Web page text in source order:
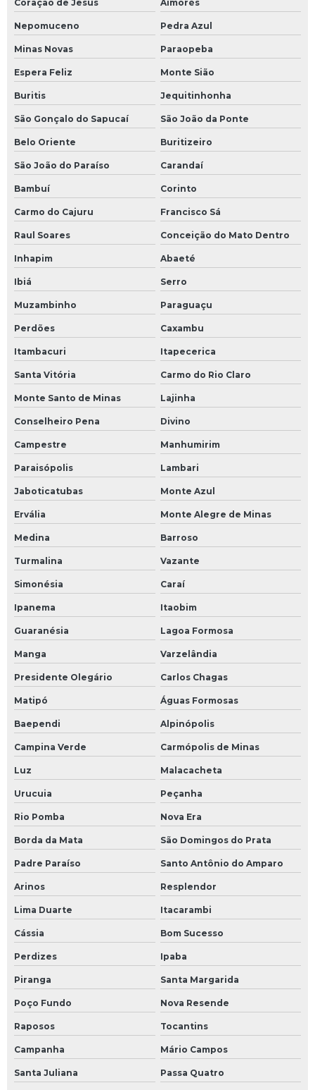
Coração de Jesus Aimorés
Nepomuceno Pedra Azul
Minas Novas Paraopeba
Espera Feliz Monte Sião
Buritis Jequitinhonha
São Gonçalo do Sapucaí São João da Ponte
Belo Oriente Buritizeiro
São João do Paraíso Carandaí
Bambuí Corinto
Carmo do Cajuru Francisco Sá
Raul Soares Conceição do Mato Dentro
Inhapim Abaeté
Ibiá Serro
Muzambinho Paraguaçu
Perdões Caxambu
Itambacuri Itapecerica
Santa Vitória Carmo do Rio Claro
Monte Santo de Minas Lajinha
Conselheiro Pena Divino
Campestre Manhumirim
Paraisópolis Lambari
Jaboticatubas Monte Azul
Ervália Monte Alegre de Minas
Medina Barroso
Turmalina Vazante
Simonésia Caraí
Ipanema Itaobim
Guaranésia Lagoa Formosa
Manga Varzelândia
Presidente Olegário Carlos Chagas
Matipó Águas Formosas
Baependi Alpinópolis
Campina Verde Carmópolis de Minas
Luz Malacacheta
Urucuia Peçanha
Rio Pomba Nova Era
Borda da Mata São Domingos do Prata
Padre Paraíso Santo Antônio do Amparo
Arinos Resplendor
Lima Duarte Itacarambi
Cássia Bom Sucesso
Perdizes Ipaba
Piranga Santa Margarida
Poço Fundo Nova Resende
Raposos Tocantins
Campanha Mário Campos
Santa Juliana Passa Quatro